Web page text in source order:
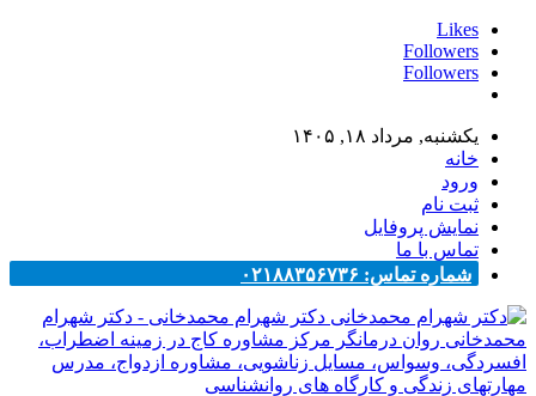
Likes
Followers
Followers
یکشنبه, مرداد ۱۸, ۱۴۰۵
خانه
ورود
ثبت نام
نمایش پروفایل
تماس با ما
شماره تماس: ۰۲۱۸۸۳۵۶۷۳۶
دکتر شهرام محمدخانی - دکتر شهرام
محمدخانی روان درمانگر مرکز مشاوره کاج در زمینه اضطراب،
افسردگی، وسواس، مسایل زناشویی، مشاوره ازدواج، مدرس
مهارتهای زندگی و کارگاه های روانشناسی